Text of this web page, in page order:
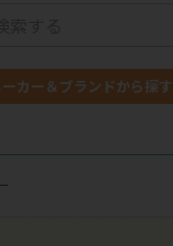
ーカー＆ブランドから探す